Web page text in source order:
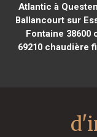
Atlantic à
Ballancourt sur
Fontaine 38600
69210 chaudière